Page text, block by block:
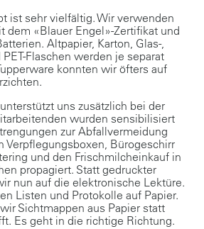
ist sehr vielfältig. Wir verwenden
dem «Blauer Engel»-Zertifikat und
Altpapier, Karton, Glas-,
Flaschen werden je separat
konnten wir öfters auf
uns zusätzlich bei der
wurden sensibilisiert
zur Abfallvermeidung
Verpflegungsboxen, Bürogeschirr
und den Frischmilcheinkauf in
propagiert. Statt gedruckter
nun auf die elektronische Lektüre.
Listen und Protokolle auf Papier.
Sichtmappen aus Papier statt
Es geht in die richtige Richtung.